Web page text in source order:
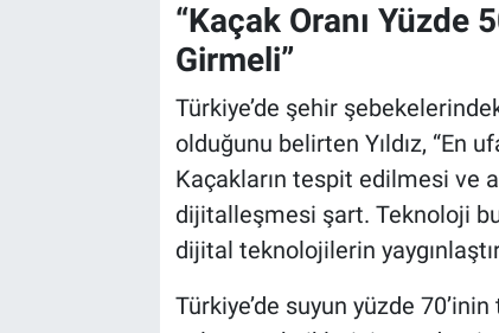
“Kaçak Oranı Yüzde
Girmeli”
Türkiye’de şehir
olduğunu belirten Yıldız, “En
Kaçakların tespit edilmesi ve
dijitalleşmesi şart. Teknoloji
dijital teknolojilerin
Türkiye’de suyun yüzde 70’inin